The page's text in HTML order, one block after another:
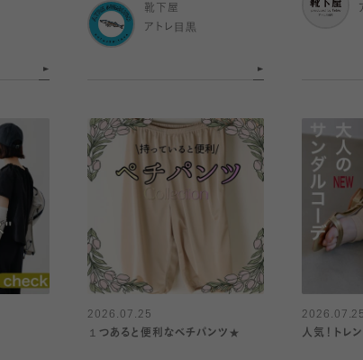
靴下屋
アトレ目黒
2026.07.25
１つあると便利なベチパンツ★
2026.07.25
人気！トレン